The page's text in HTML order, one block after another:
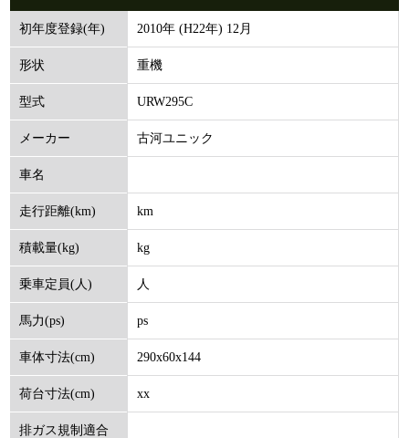
初年度登録(年) 2010年 (H22年) 12月
形状 重機
型式 URW295C
メーカー 古河ユニック
車名
走行距離(km) km
積載量(kg) kg
乗車定員(人) 人
馬力(ps) ps
車体寸法(cm) 290x60x144
荷台寸法(cm) xx
排ガス規制適合